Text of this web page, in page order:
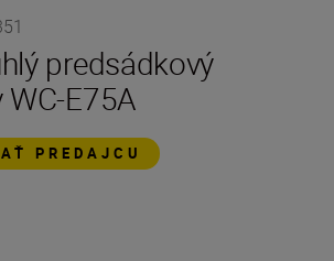
predsádkový
E75A
PREDAJCU